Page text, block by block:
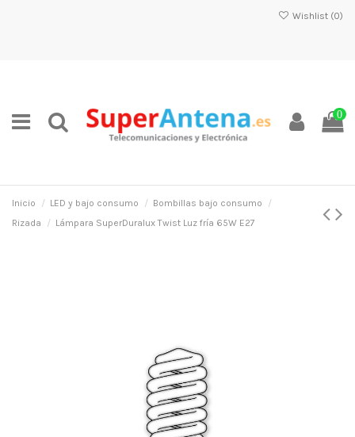
Wishlist (0)
0
Inicio LED y bajo consumo
Bombillas bajo consumo
Rizada
Lámpara SuperDuralux Twist Luz fría 65W E27